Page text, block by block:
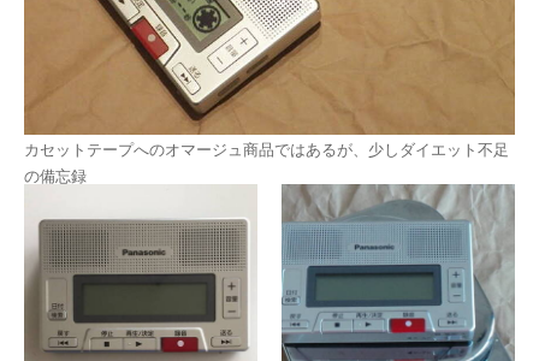
カセットテープへのオマージュ商品ではあるが、少しダイエット不足
の備忘録